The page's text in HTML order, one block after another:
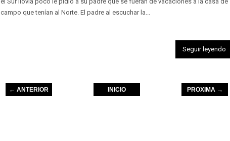
campo que tenían al Norte. El padre al escuchar la...
Seguir leyendo
← ANTERIOR PROXIMA →
INICIO